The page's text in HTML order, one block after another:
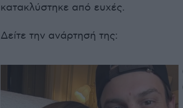
κατακλύστηκε από ευχές.
Δείτε την ανάρτησή της: